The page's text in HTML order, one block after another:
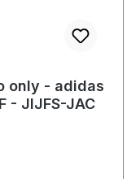
only - adidas
- JIJFS-JAC